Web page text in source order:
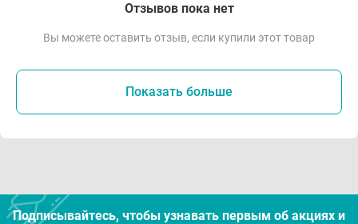
Отзывов пока нет
Вы можете оставить отзыв, если купили этот товар
Показать больше
Подписывайтесь, чтобы узнавать первым об акцияx и